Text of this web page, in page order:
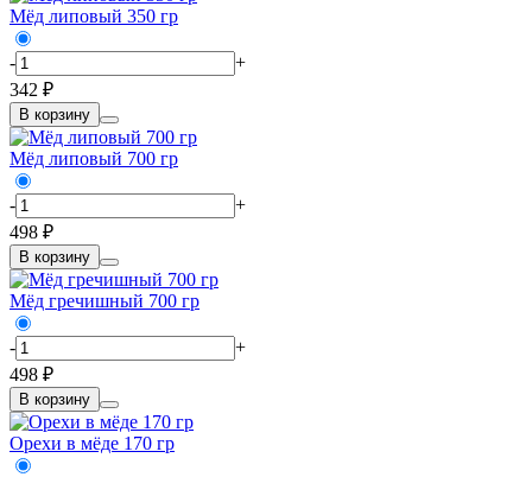
Мёд липовый 350 гр
-
+
342 ₽
В корзину
Мёд липовый 700 гр
-
+
498 ₽
В корзину
Мёд гречишный 700 гр
-
+
498 ₽
В корзину
Орехи в мёде 170 гр